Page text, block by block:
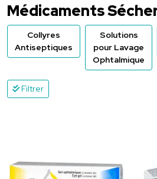
Médicaments
Collyres
Antiseptiques
Solutions
pour Lavage
Ophtalmique
Filtrer